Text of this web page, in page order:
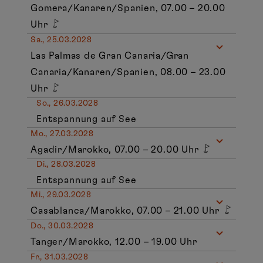
Gomera/Kanaren/Spanien, 07.00 – 20.00
Uhr
Sa., 25.03.2028
Las Palmas de Gran Canaria/Gran
Canaria/Kanaren/Spanien, 08.00 – 23.00
Uhr
So., 26.03.2028
Entspannung auf See
Mo., 27.03.2028
Agadir/Marokko, 07.00 – 20.00 Uhr
Di., 28.03.2028
Entspannung auf See
Mi., 29.03.2028
Casablanca/Marokko, 07.00 – 21.00 Uhr
Do., 30.03.2028
Tanger/Marokko, 12.00 – 19.00 Uhr
Fr., 31.03.2028